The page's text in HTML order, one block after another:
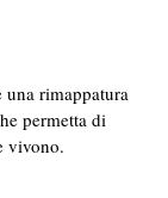
rimappatura
permetta di
vivono.